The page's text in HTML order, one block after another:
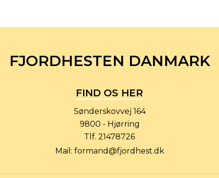
FJORDHESTEN DANMARK
FIND OS HER
Sønderskovvej 164
9800 - Hjørring
Tlf. 21478726
Mail: formand@fjordhest.dk